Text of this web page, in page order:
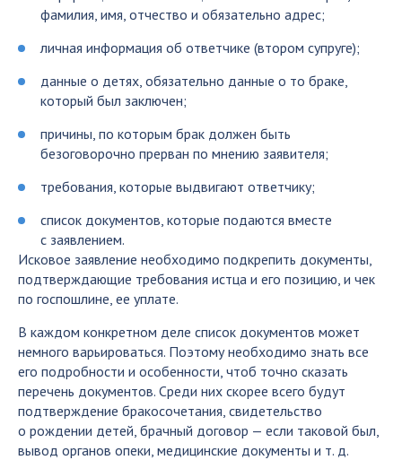
фамилия, имя, отчество и обязательно адрес;
личная информация об ответчике (втором супруге);
данные о детях, обязательно данные о то браке,
который был заключен;
причины, по которым брак должен быть
безоговорочно прерван по мнению заявителя;
требования, которые выдвигают ответчику;
список документов, которые подаются вместе
с заявлением.
Исковое заявление необходимо подкрепить документы,
подтверждающие требования истца и его позицию, и чек
по госпошлине, ее уплате.
В каждом конкретном деле список документов может
немного варьироваться. Поэтому необходимо знать все
его подробности и особенности, чтоб точно сказать
перечень документов. Среди них скорее всего будут
подтверждение бракосочетания, свидетельство
о рождении детей, брачный договор — если таковой был,
вывод органов опеки, медицинские документы и т. д.